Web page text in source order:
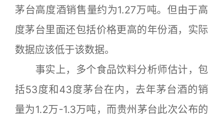
茅台高度酒销售量约为1.27万吨。但由于高
度茅台里面还包括价格更高的年份酒，实际
数据应该低于该数据。
事实上，多个食品饮料分析师估计，包
括53度和43度茅台在内，去年茅台酒的销
量为1.2万-1.3万吨，而贵州茅台此次公布的